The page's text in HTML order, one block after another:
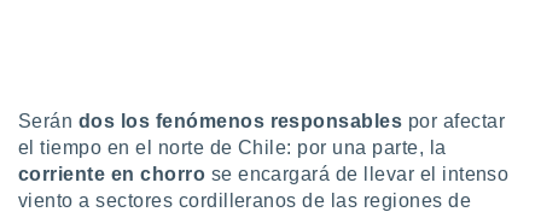
de
sitio
En
Serán dos los fenómenos responsables por afectar
el tiempo en el norte de Chile: por una parte, la
corriente en chorro se encargará de llevar el intenso
viento a sectores cordilleranos de las regiones de